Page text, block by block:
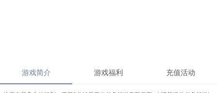
游戏简介 游戏福利 充值活动